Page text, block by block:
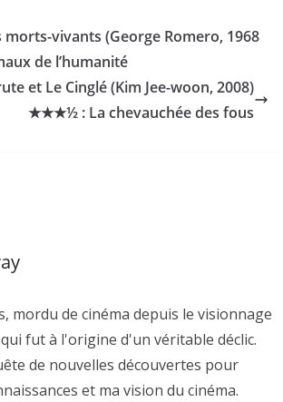
morts-vivants (George Romero, 1968
de l’humanité
et Le Cinglé (Kim Jee-woon, 2008)
★★★½ : La chevauchée des fous
mordu de cinéma depuis le visionnage
fut à l'origine d'un véritable déclic.
de nouvelles découvertes pour
et ma vision du cinéma.